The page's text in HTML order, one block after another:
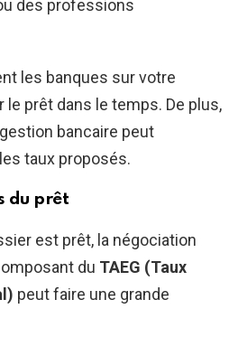
des professions
les banques sur votre
prêt dans le temps. De plus,
bancaire peut
taux proposés.
du prêt
est prêt, la négociation
du TAEG (Taux
peut faire une grande